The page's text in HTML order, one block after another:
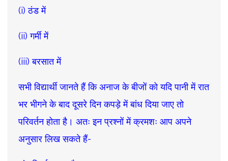
(i) ठंड में
(ii) गर्मी में
(iii) बरसात में
सभी विद्यार्थी जानते हैं कि अनाज के बीजों को यदि पानी में रात
भर भीगने के बाद दूसरे दिन कपड़े में बांध दिया जाए तो
परिवर्तन होता है। अतः इन प्रश्नों में क्रमशः आप अपने
अनुसार लिख सकते हैं-